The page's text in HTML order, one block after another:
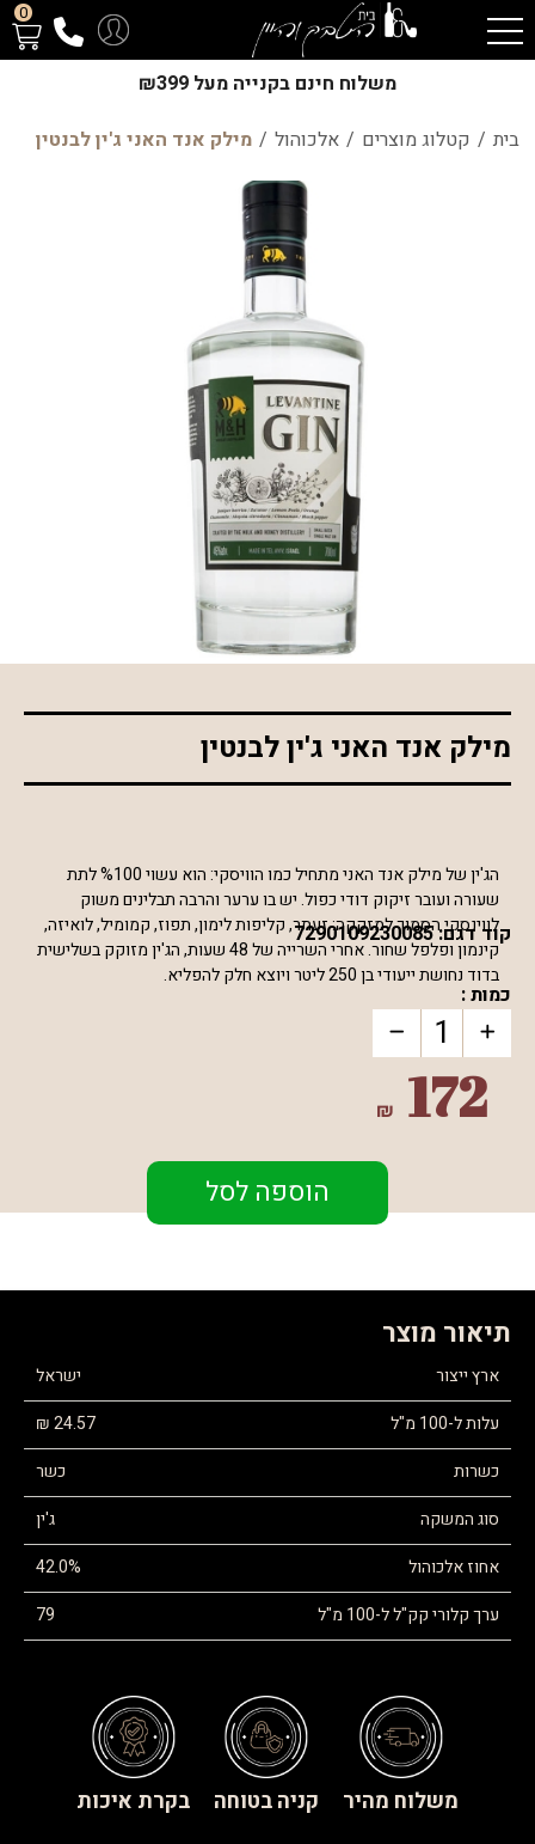
0
משלוח חינם בקנייה מעל ₪399
בית / קטלוג מוצרים / אלכוהול / מילק אנד האני ג'ין לבנטין
מילק אנד האני ג'ין לבנטין
הג'ין של מילק אנד האני מתחיל כמו הוויסקי: הוא עשוי %100 לתת
שעורה ועובר זיקוק דודי כפול. יש בו ערער והרבה תבלינים משוק
לווינסקי הסמוך למזקקה: זעתר, קליפות לימון, תפוז, קמומיל, לואיזה,
קינמון ופלפל שחור. אחרי השרייה של 48 שעות, הג'ין מזוקק בשלישית
בדוד נחושת ייעודי בן 250 ליטר ויוצא חלק להפליא.
קוד דגם:7290109230085
כמות :
172
₪
הוספה לסל
תיאור מוצר
ארץ ייצור
ישראל
עלות ל-100 מ"ל
24.57 ₪
כשרות
כשר
סוג המשקה
ג'ין
אחוז אלכוהול
42.0%
ערך קלורי קק"ל ל-100 מ"ל
79
משלוח מהיר קניה בטוחה בקרת איכות